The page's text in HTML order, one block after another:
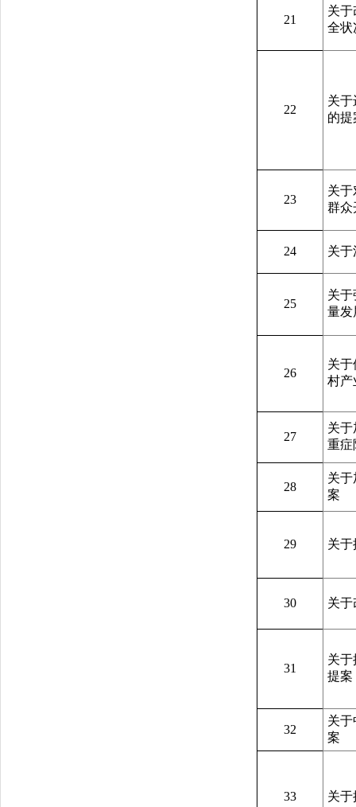
21
关
全状
22
关
的提
23
关
群众
24 关
25
关
量发
26
关于
村产
27
关
重症
28
关
案
29 关
30 关
31
关
提案
32
关
案
33 关